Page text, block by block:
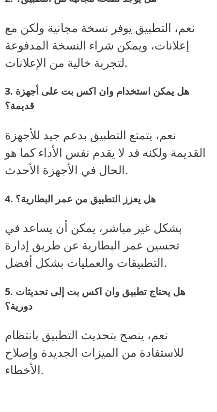
نعم، التطبيق يوفر نسخة مجانية ولكن مع
إعلانات، ويمكن شراء النسخة المدفوعة
لتجربة خالية من الإعلانات.
3. هل يمكن استخدام وان اكس بت على أجهزة
قديمة؟
نعم، يتمتع التطبيق بدعم جيد للأجهزة
القديمة ولكنه قد لا يقدم نفس الأداء كما هو
الحال في الأجهزة الأحدث.
4. هل يعزز التطبيق من عمر البطارية؟
بشكل غير مباشر، يمكن أن يساعد في
تحسين عمر البطارية عن طريق إدارة
التطبيقات والعمليات بشكل أفضل.
5. هل يحتاج تطبيق وان اكس بت إلى تحديثات
دورية؟
نعم، ينصح بتحديث التطبيق بانتظام
للاستفادة من الميزات الجديدة وإصلاح
الأخطاء.